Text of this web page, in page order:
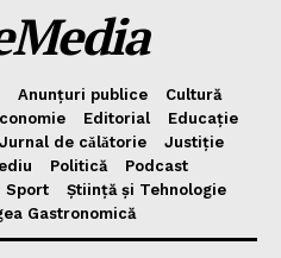
Anunțuri publice
Cultură
Editorial
Educație
Jurnal de cǎlǎtorie
Justiție
Politică
Podcast
Sport
Știință și Tehnologie
Gastronomică